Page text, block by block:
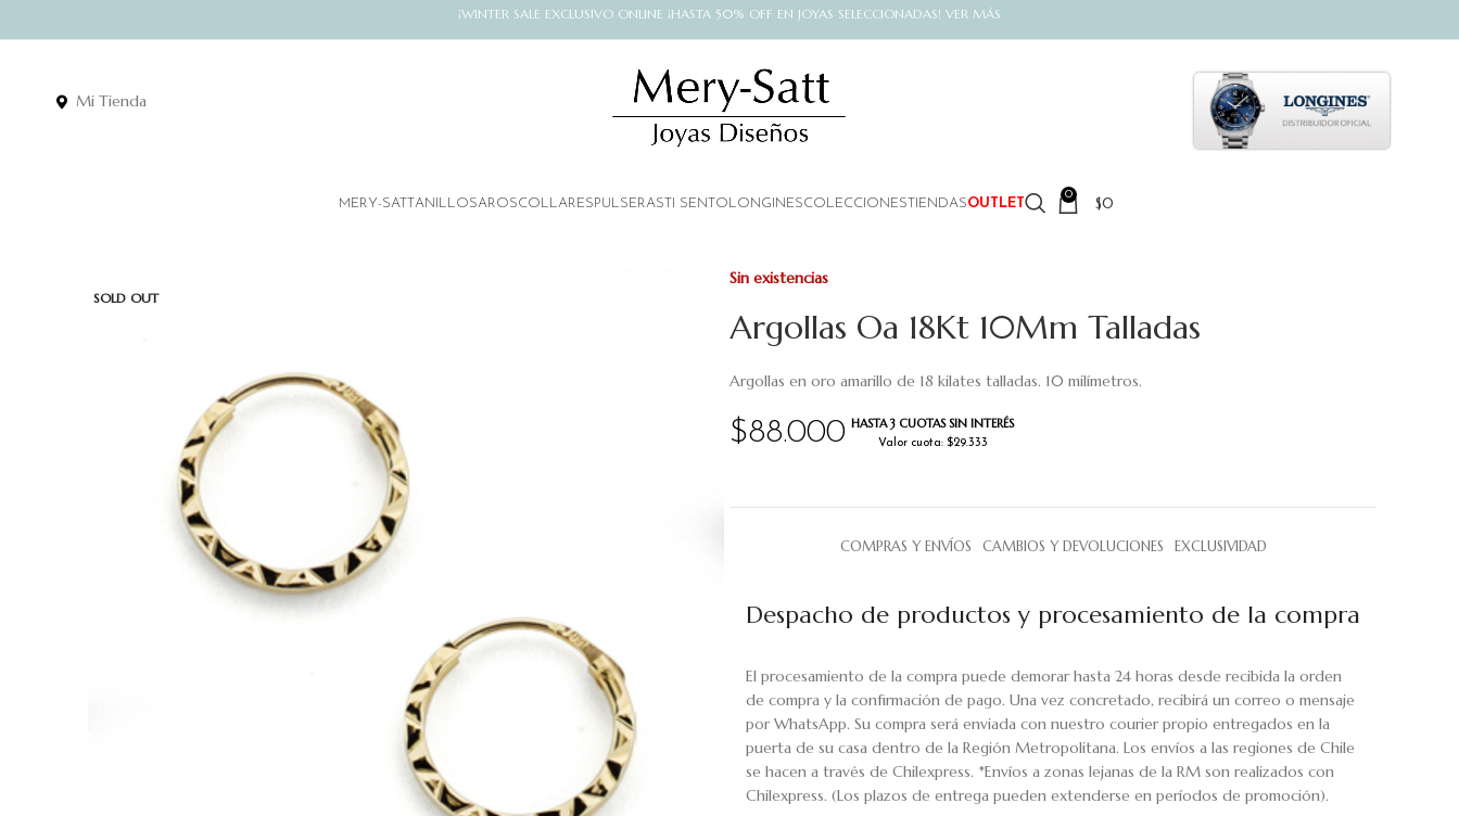
¡WINTER SALE EXCLUSIVO ONLINE ¡HASTA 50% OFF EN JOYAS SELECCIONADAS! VER MÁS
Mi Tienda
MERY-SATTANILLOSAROSCOLLARES PULSERASTI SENTO LONGINESCOLECCIONESTIENDASOUTLET
0 $0
SOLD OUT
Argollas Oa 18Kt 10Mm Talladas
$88.000 HASTA 3 CUOTAS SIN INTERÉS
Valor cuota: $29.333
Argollas en oro amarillo de 18 kilates talladas. 10 milímetros.
Sin existencias
COMPRAS Y ENVÍOS CAMBIOS Y DEVOLUCIONES EXCLUSIVIDAD
Despacho de productos y procesamiento de la compra
El procesamiento de la compra puede demorar hasta 24 horas desde recibida la orden
de compra y la confirmación de pago. Una vez concretado, recibirá un correo o mensaje
por WhatsApp. Su compra será enviada con nuestro courier propio entregados en la
puerta de su casa dentro de la Región Metropolitana. Los envíos a las regiones de Chile
se hacen a través de Chilexpress. *Envíos a zonas lejanas de la RM son realizados con
Chilexpress. (Los plazos de entrega pueden extenderse en períodos de promoción).